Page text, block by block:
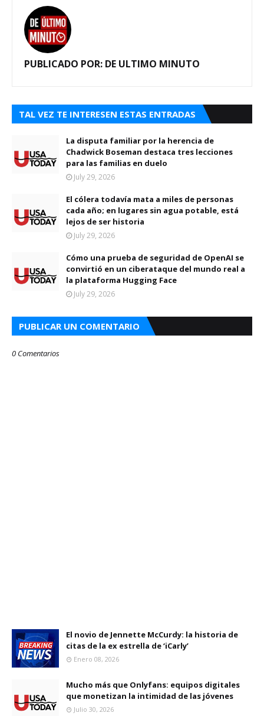
PUBLICADO POR: DE ULTIMO MINUTO
TAL VEZ TE INTERESEN ESTAS ENTRADAS
La disputa familiar por la herencia de
Chadwick Boseman destaca tres lecciones
para las familias en duelo
July 29, 2026
El cólera todavía mata a miles de personas
cada año; en lugares sin agua potable, está
lejos de ser historia
July 29, 2026
Cómo una prueba de seguridad de OpenAI se
convirtió en un ciberataque del mundo real a
la plataforma Hugging Face
July 29, 2026
PUBLICAR UN COMENTARIO
0 Comentarios
El novio de Jennette McCurdy: la historia de
citas de la ex estrella de ‘iCarly’
Enero 08, 2026
Mucho más que Onlyfans: equipos digitales
que monetizan la intimidad de las jóvenes
Julio 30, 2026